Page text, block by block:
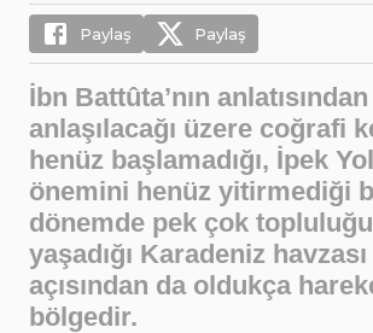
Paylaş Paylaş
İbn Battûta’nın
anlaşılacağı üzere coğrafi
henüz başlamadığı, İpek
önemini henüz yitirmediği
dönemde pek çok
yaşadığı Karadeniz
açısından da oldukça
bölgedir.